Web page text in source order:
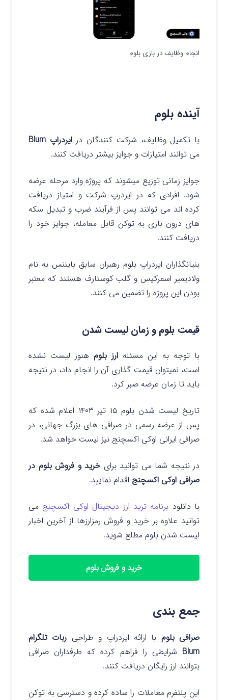
انجام وظایف در بازی بلوم
آینده بلوم
با تکمیل وظایف، شرکت کنندگان درایردراپ Blum
می توانند امتیازات و جوایز بیشتر دریافت کنند.
جوایز زمانی توزیع میشوند که پروژه وارد مرحله عرضه
شود. افرادی که در ایردرپ شرکت و امتیاز دریافت
کرده اند می توانند پس از فرآیند ضرب و تبدیل سکه
های درون بازی به توکن قابل معامله، جوایز خود را
دریافت کنند.
بنیانگذاران ایردراپ بلوم رهبران سابق بایننس به نام
ولادیمیر اسمرکیس و گلب کوستارف هستند که معتبر
بودن این پروژه را تضمین می کنند.
قیمت بلوم و زمان لیست شدن
با توجه به این مسئله ارز بلوم هنوز لیست نشده
است، نمیتوان قیمت گذاری آن را انجام داد، در نتیجه
باید تا زمان عرضه صبر کرد.
تاریخ لیست شدن بلوم ۱۵ تیر ۱۴۰۳ اعلام شده که
پس از عرضه رسمی در صرافی های بزرگ جهانی، در
صرافی ایرانی اوکی اکسچنج نیز لیست خواهد شد.
در نتیجه شما می توانید برای خرید و فروش بلوم در
صرافی اوکی اکسچنج اقدام نمایید.
با دانلود برنامه ترید ارز دیجیتال اوکی اکسچنج می
توانید علاوه بر خرید و فروش رمزارزها از آخرین اخبار
لیست شدن بلوم مطلع شوید.
خرید و فروش بلوم
جمع بندی
صرافی بلوم با ارائه ایردراپ و طراحی ربات تلگرام
Blum شرایطی را فراهم کرده که طرفداران صرافی
بتوانند ارز رایگان دریافت کنند.
این پلتفرم معاملات را ساده کرده و دسترسی به توکن